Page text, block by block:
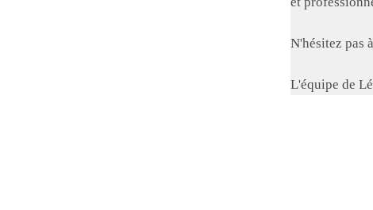
N'hésitez pas
L'équipe de